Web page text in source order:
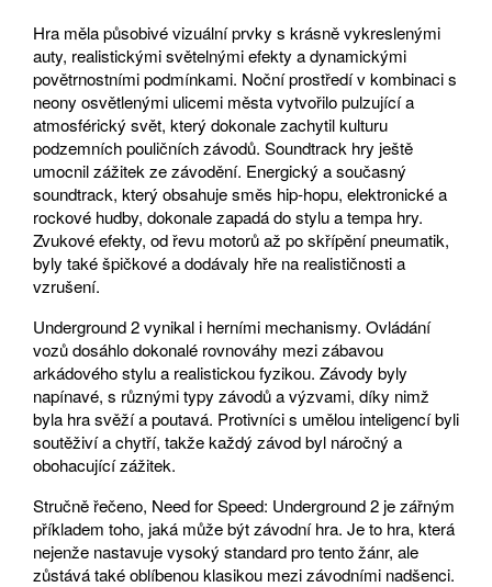
Hra měla působivé vizuální prvky s krásně vykreslenými
auty, realistickými světelnými efekty a dynamickými
povětrnostními podmínkami. Noční prostředí v kombinaci s
neony osvětlenými ulicemi města vytvořilo pulzující a
atmosférický svět, který dokonale zachytil kulturu
podzemních pouličních závodů. Soundtrack hry ještě
umocnil zážitek ze závodění. Energický a současný
soundtrack, který obsahuje směs hip-hopu, elektronické a
rockové hudby, dokonale zapadá do stylu a tempa hry.
Zvukové efekty, od řevu motorů až po skřípění pneumatik,
byly také špičkové a dodávaly hře na realističnosti a
vzrušení.
Underground 2 vynikal i herními mechanismy. Ovládání
vozů dosáhlo dokonalé rovnováhy mezi zábavou
arkádového stylu a realistickou fyzikou. Závody byly
napínavé, s různými typy závodů a výzvami, díky nimž
byla hra svěží a poutavá. Protivníci s umělou inteligencí byli
soutěživí a chytří, takže každý závod byl náročný a
obohacující zážitek.
Stručně řečeno, Need for Speed: Underground 2 je zářným
příkladem toho, jaká může být závodní hra. Je to hra, která
nejenže nastavuje vysoký standard pro tento žánr, ale
zůstává také oblíbenou klasikou mezi závodními nadšenci.